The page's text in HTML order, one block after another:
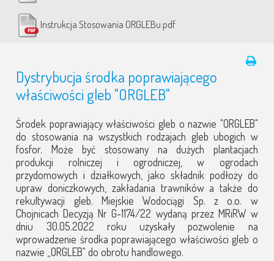
Instrukcja Stosowania ORGLEBu.pdf
Dystrybucja środka poprawiającego
właściwości gleb "ORGLEB"
Środek poprawiający właściwości gleb o nazwie "ORGLEB"
do stosowania na wszystkich rodzajach gleb ubogich w
fosfor. Może być stosowany na dużych plantacjach
produkcji rolniczej i ogrodniczej, w ogrodach
przydomowych i działkowych, jako składnik podłoży do
upraw doniczkowych, zakładania trawników a także do
rekultywacji gleb. Miejskie Wodociągi Sp. z o.o. w
Chojnicach Decyzją Nr G-1174/22 wydaną przez MRiRW w
dniu 30.05.2022 roku uzyskały pozwolenie na
wprowadzenie środka poprawiającego właściwości gleb o
nazwie „ORGLEB" do obrotu handlowego.